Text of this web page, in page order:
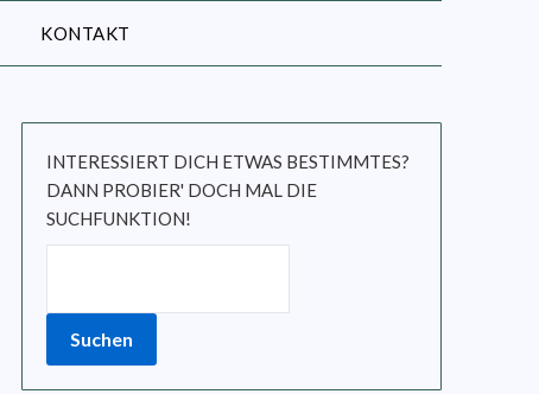
KONTAKT
INTERESSIERT DICH ETWAS BESTIMMTES?
DANN PROBIER' DOCH MAL DIE
SUCHFUNKTION!
Suchen